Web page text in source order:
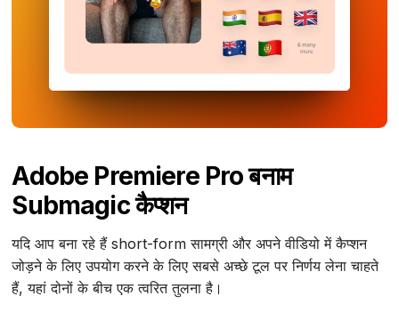
Adobe Premiere Pro बनाम
Submagic कैप्शन
यदि आप बना रहे हैं short-form सामग्री और अपने वीडियो में कैप्शन
जोड़ने के लिए उपयोग करने के लिए सबसे अच्छे टूल पर निर्णय लेना चाहते
हैं, यहां दोनों के बीच एक त्वरित तुलना है।